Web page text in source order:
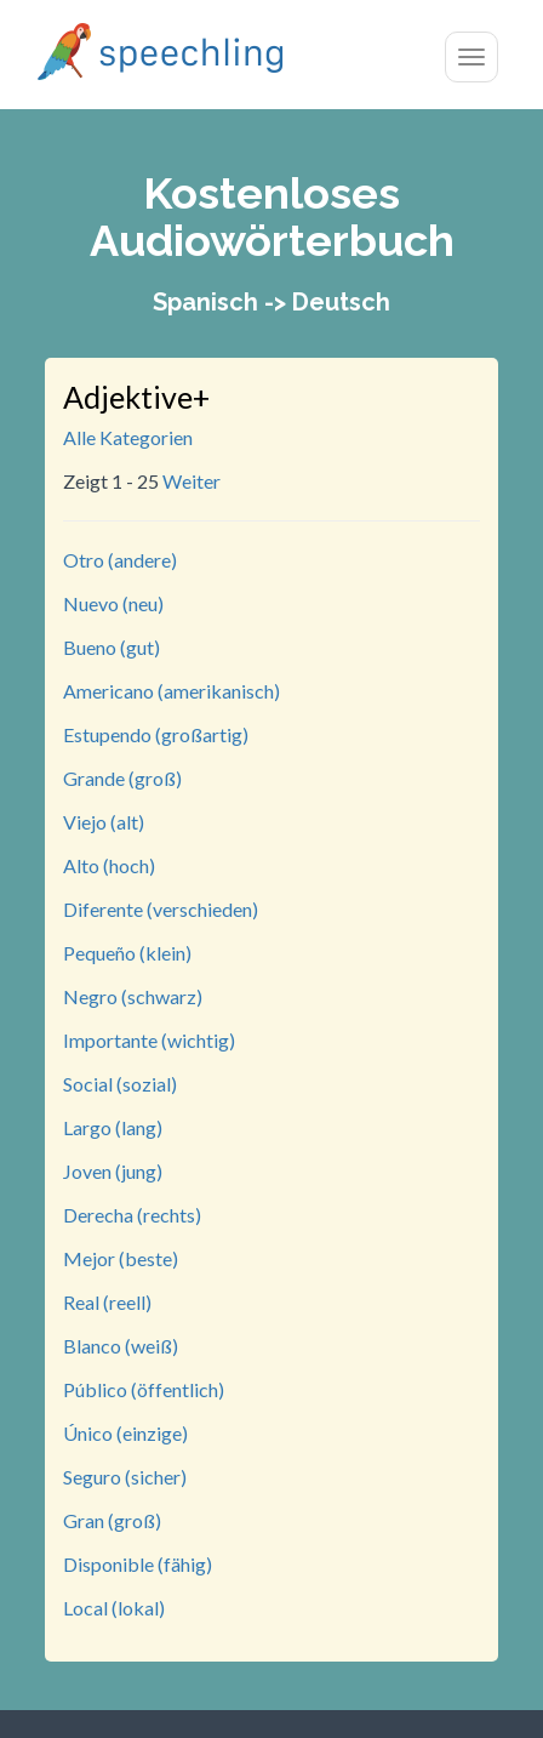
Toggle
Kostenloses
Audiowörterbuch
Spanisch -> Deutsch
Adjektive+
Alle Kategorien
Zeigt 1 - 25Weiter
Otro (andere)
Nuevo (neu)
Bueno (gut)
Americano (amerikanisch)
Estupendo (großartig)
Grande (groß)
Viejo (alt)
Alto (hoch)
Diferente (verschieden)
Pequeño (klein)
Negro (schwarz)
Importante (wichtig)
Social (sozial)
Largo (lang)
Joven (jung)
Derecha (rechts)
Mejor (beste)
Real (reell)
Blanco (weiß)
Público (öffentlich)
Único (einzige)
Seguro (sicher)
Gran (groß)
Disponible (fähig)
Local (lokal)